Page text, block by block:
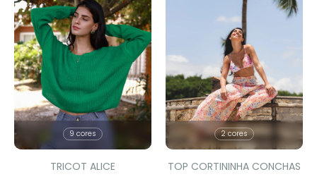
9 cores
TRICOT ALICE
2 cores
TOP CORTININHA CONCHAS